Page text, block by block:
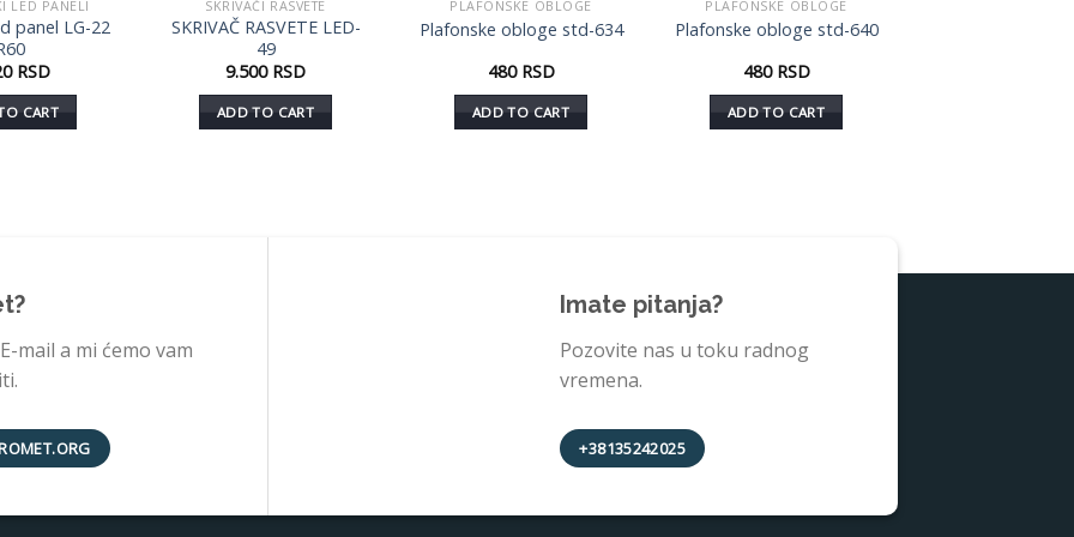
Dodaj
u listu
LED PANELI
panel LG-22
RSD
CART
Dodaj
u listu
SKRIVAČI RASVETE
SKRIVAČ RASVETE LED-
49
9.500 RSD
ADD TO CART
Dodaj
u listu
PLAFONSKE OBLOGE
Plafonske obloge std-634
480 RSD
ADD TO CART
Dodaj
u listu
PLAFONSKE OBLOGE
Plafonske obloge std-640
480 RSD
ADD TO CART
mail a mi ćemo vam
Imate pitanja?
Pozovite nas u toku radnog
vremena.
+38135242025